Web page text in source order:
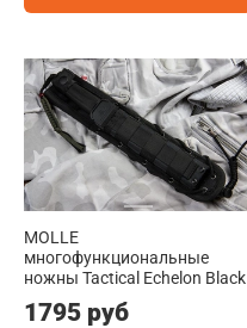
MOLLE
многофункциональные
ножны Tactical Echelon Black
1795 руб